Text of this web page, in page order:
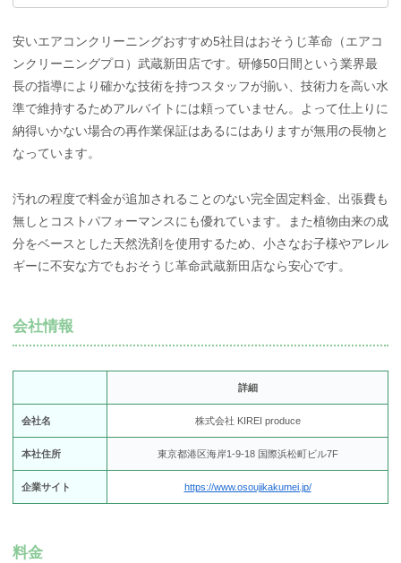
安いエアコンクリーニングおすすめ5社目はおそうじ革命（エアコ
ンクリーニングプロ）武蔵新田店です。研修50日間という業界最
長の指導により確かな技術を持つスタッフが揃い、技術力を高い水
準で維持するためアルバイトには頼っていません。よって仕上りに
納得いかない場合の再作業保証はあるにはありますが無用の長物と
なっています。
汚れの程度で料金が追加されることのない完全固定料金、出張費も
無しとコストパフォーマンスにも優れています。また植物由来の成
分をベースとした天然洗剤を使用するため、小さなお子様やアレル
ギーに不安な方でもおそうじ革命武蔵新田店なら安心です。
会社情報
詳細
会社名 株式会社 KIREI produce
本社住所 東京都港区海岸1-9-18 国際浜松町ビル7F
企業サイト https://www.osoujikakumei.jp/
料金